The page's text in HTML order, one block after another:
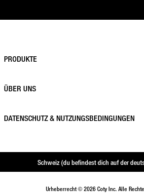
PRODUKTE
ÜBER UNS
DATENSCHUTZ & NUTZUNGSBEDINGUNGEN
Schweiz(du befindest dich auf der
Urheberrecht © 2026 Coty Inc. Alle